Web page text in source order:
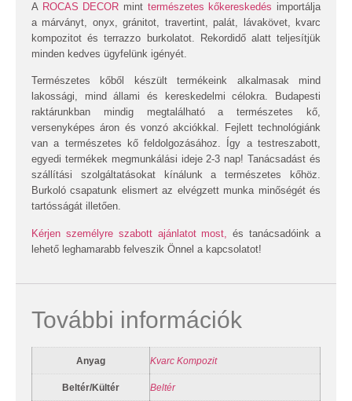
A ROCAS DECOR mint természetes kőkereskedés importálja
a márványt, onyx, gránitot, travertint, palát, lávakövet, kvarc
kompozitot és terrazzo burkolatot. Rekordidő alatt teljesítjük
minden kedves ügyfelünk igényét.
Természetes kőből készült termékeink alkalmasak mind
lakossági, mind állami és kereskedelmi célokra. Budapesti
raktárunkban mindig megtalálható a természetes kő,
versenyképes áron és vonzó akciókkal. Fejlett technológiánk
van a természetes kő feldolgozásához. Így a testreszabott,
egyedi termékek megmunkálási ideje 2-3 nap! Tanácsadást és
szállítási szolgáltatásokat kínálunk a természetes kőhöz.
Burkoló csapatunk elismert az elvégzett munka minőségét és
tartósságát illetően.
Kérjen személyre szabott ajánlatot most,
és tanácsadóink a
lehető leghamarabb felveszik Önnel a kapcsolatot!
További információk
Anyag Kvarc Kompozit
Beltér/Kültér Beltér